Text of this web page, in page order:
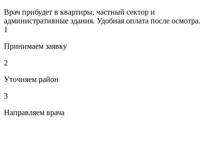
Врач прибудет в квартиры, частный сектор и
административные здания. Удобная оплата после осмотра.
1
Принимаем заявку
2
Уточняем район
3
Направляем врача